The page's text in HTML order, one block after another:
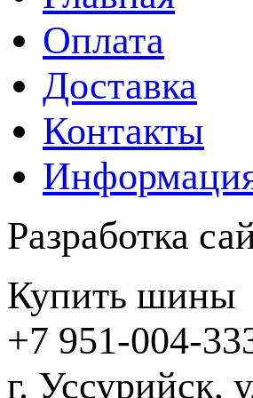
Оплата
Доставка
Контакты
Разработка
Купить шины
+7 951-004-
г.